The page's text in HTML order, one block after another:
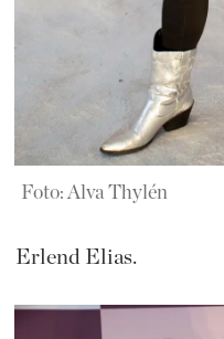
Foto: Alva Thylén
Erlend Elias.